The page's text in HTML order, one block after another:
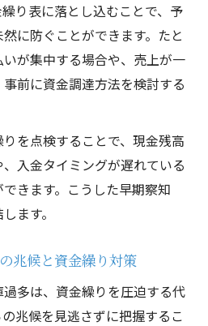
効く資金管理ルールを考え
診断を活かすルール策定の
による改善への第一歩
診断で始める改善アクショ
向けた資金繰りの実践手順
た資金繰り改善の進め方
診断で変わる企業資金管理
すことで得られる改善効果
り表に落とし込むことで、予
に防ぐことができます。たと
が集中する場合や、売上が一
前に資金調達方法を検討する
を点検することで、現金残高
入金タイミングが遅れている
きます。こうした早期察知
ます。
兆候と資金繰り対策
多は、資金繰りを圧迫する代
兆候を見逃さずに把握するこ